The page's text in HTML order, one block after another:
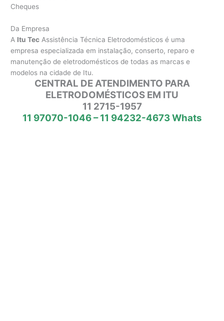
Cheques
Da Empresa
A Itu Tec Assistência Técnica Eletrodomésticos é uma
empresa especializada em instalação, conserto, reparo e
manutenção de eletrodomésticos de todas as marcas e
modelos na cidade de Itu.
CENTRAL DE ATENDIMENTO PARA
ELETRODOMÉSTICOS EM ITU
11 2715-1957
11 97070-1046 – 11 94232-4673 Whats